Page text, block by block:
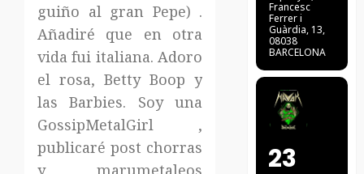
guiño al gran Pepe) .
Añadiré que en otra
vida fui italiana. Adoro
el rosa, Betty Boop y
las Barbies. Soy una
GossipMetalGirl ,
publicaré post chorras
y marumetaleos
Francesc
Ferrer i
Guàrdia, 13,
08038
BARCELONA
23